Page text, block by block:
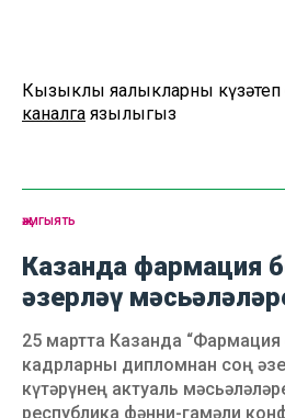
Кызыклы яңалыкларны күзәтеп
каналга язылыгыз
җәмгыять
Казанда фармация
әзерләү
25 мартта Казанда “Фармация
кадрларны дипломнан соң
күтәрүнең актуаль
республика фәнни-гамәли